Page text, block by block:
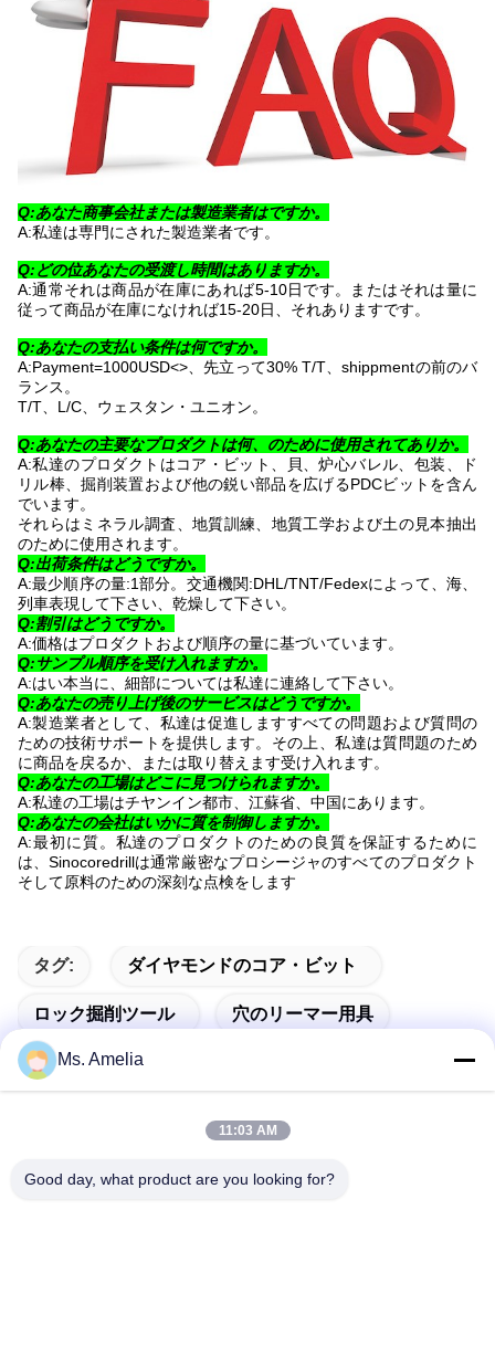
Q:あなた商事会社または製造業者はですか。
A:私達は専門にされた製造業者です。
Q:どの位あなたの受渡し時間はありますか。
A:通常それは商品が在庫にあれば5-10日です。またはそれは量に
従って商品が在庫になければ15-20日、それありますです。
Q:あなたの支払い条件は何ですか。
A:Payment=1000USD<>、先立って30% T/T、shippmentの前のバ
ランス。
T/T、L/C、ウェスタン・ユニオン。
Q:あなたの主要なプロダクトは何、のために使用されてありか。
A:私達のプロダクトはコア・ビット、貝、炉心バレル、包装、ド
リル棒、掘削装置および他の鋭い部品を広げるPDCビットを含ん
でいます。
それらはミネラル調査、地質訓練、地質工学および土の見本抽出
のために使用されます。
Q:出荷条件はどうですか。
A:最少順序の量:1部分。交通機関:DHL/TNT/Fedexによって、海、
列車表現して下さい、乾燥して下さい。
Q:割引はどうですか。
A:価格はプロダクトおよび順序の量に基づいています。
Q:サンプル順序を受け入れますか。
A:はい本当に、細部については私達に連絡して下さい。
Q:あなたの売り上げ後のサービスはどうですか。
A:製造業者として、私達は促進しますすべての問題および質問の
ための技術サポートを提供します。その上、私達は質問題のため
に商品を戻るか、または取り替えます受け入れます。
Q:あなたの工場はどこに見つけられますか。
A:私達の工場はチヤンイン都市、江蘇省、中国にあります。
Q:あなたの会社はいかに質を制御しますか。
A:最初に質。私達のプロダクトのための良質を保証するために
は、Sinocoredrillは通常厳密なプロシージャのすべてのプロダクト
そして原料のための深刻な点検をします
タグ: ダイヤモンドのコア・ビット
ロック掘削ツール 穴のリーマー用具
Ms. Amelia
11:03 AM
Good day, what product are you looking for?